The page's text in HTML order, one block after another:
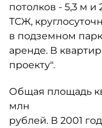
потолков - 5,3 м и
ТСЖ,
в подземном
аренде. В
проекту".
Общая площадь
млн
рублей. В 2001